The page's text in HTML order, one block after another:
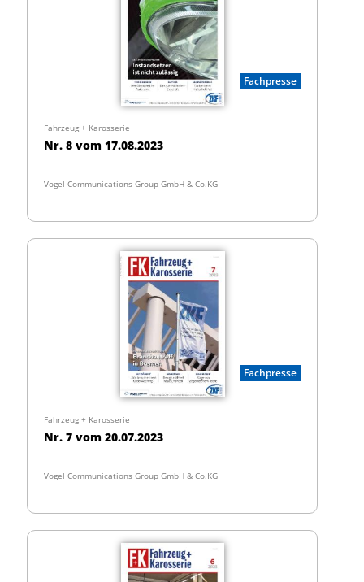
Fachpresse
Fahrzeug + Karosserie
Nr. 8 vom 17.08.2023
Vogel Communications Group GmbH & Co.KG
Fachpresse
Fahrzeug + Karosserie
Nr. 7 vom 20.07.2023
Vogel Communications Group GmbH & Co.KG